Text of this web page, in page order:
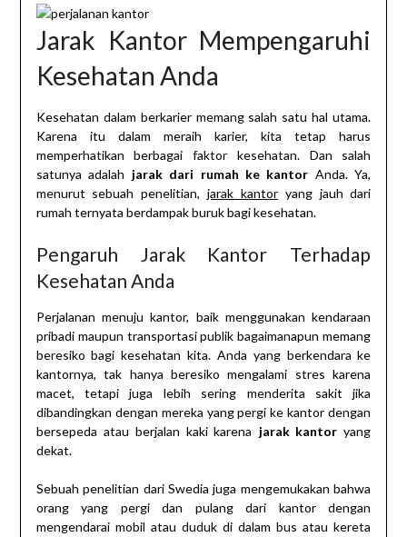
Jarak Kantor Mempengaruhi
Kesehatan Anda
Kesehatan dalam berkarier memang salah satu hal utama.
Karena itu dalam meraih karier, kita tetap harus
memperhatikan berbagai faktor kesehatan. Dan salah
satunya adalah jarak dari rumah ke kantor Anda. Ya,
menurut sebuah penelitian,jarak kantoryang jauh dari
rumah ternyata berdampak buruk bagi kesehatan.
Pengaruh Jarak Kantor Terhadap
Kesehatan Anda
Perjalanan menuju kantor, baik menggunakan kendaraan
pribadi maupun transportasi publik bagaimanapun memang
beresiko bagi kesehatan kita. Anda yang berkendara ke
kantornya, tak hanya beresiko mengalami stres karena
macet, tetapi juga lebih sering menderita sakit jika
dibandingkan dengan mereka yang pergi ke kantor dengan
bersepeda atau berjalan kaki karena jarak kantor yang
dekat.
Sebuah penelitian dari Swedia juga mengemukakan bahwa
orang yang pergi dan pulang dari kantor dengan
mengendarai mobil atau duduk di dalam bus atau kereta